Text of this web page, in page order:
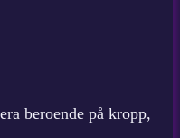
beroende på kropp,